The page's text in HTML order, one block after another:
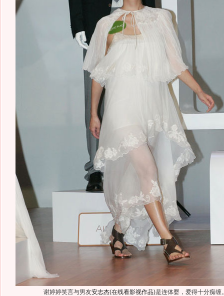
谢婷婷笑言与男友安志杰(在线看影视作品)是连体婴，爱得十分痴缠